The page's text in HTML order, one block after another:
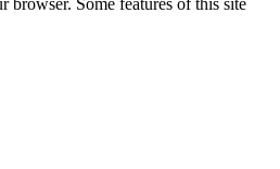
browser. Some features of this site